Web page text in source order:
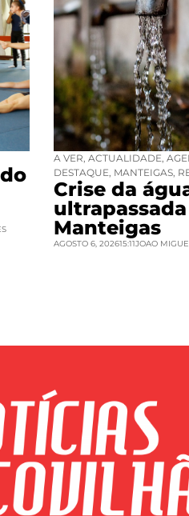
A VER, ACTUALIDADE,
DESTAQUE, MANTEIGAS,
Crise da
Manteigas
AGOSTO 6, 202615:11JOAO